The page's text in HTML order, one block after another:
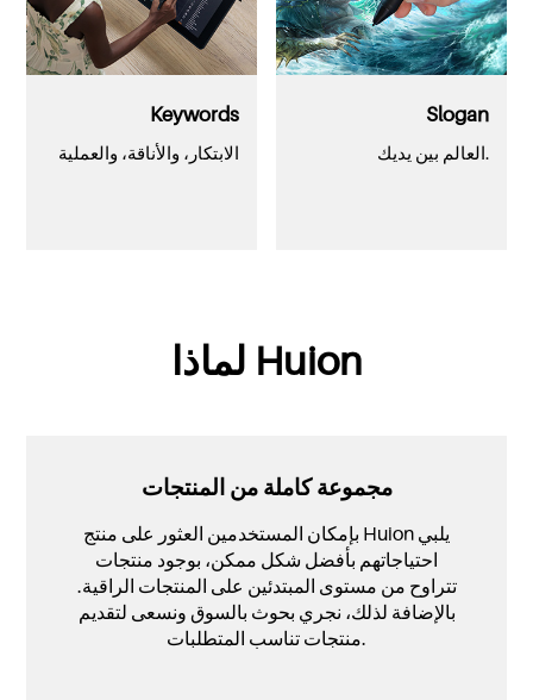
Keywords
الابتكار، والأناقة، والعملية
Slogan
العالم بين يديك.
لماذا Huion
مجموعة كاملة من المنتجات
بإمكان المستخدمين العثور على منتج Huion يلبي
احتياجاتهم بأفضل شكل ممكن، بوجود منتجات
تتراوح من مستوى المبتدئين على المنتجات الراقية.
بالإضافة لذلك، نجري بحوث بالسوق ونسعى لتقديم
منتجات تناسب المتطلبات.